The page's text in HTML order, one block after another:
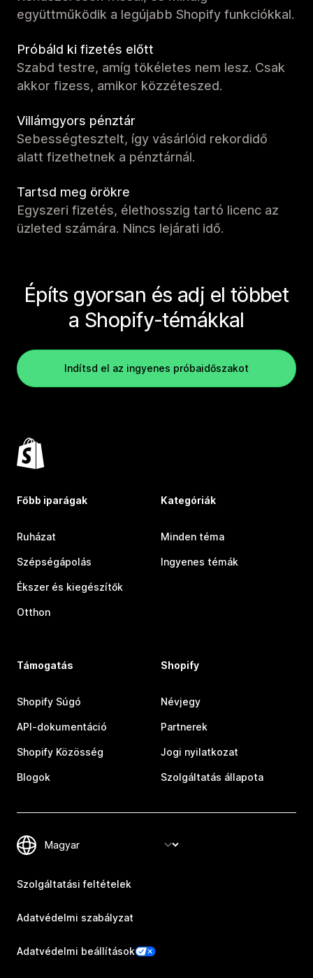
együttműködik a legújabb Shopify funkciókkal.
Próbáld ki fizetés előtt
Szabd testre, amíg tökéletes nem lesz. Csak
akkor fizess, amikor közzéteszed.
Villámgyors pénztár
Sebességtesztelt, így vásárlóid rekordidő
alatt fizethetnek a pénztárnál.
Tartsd meg örökre
Egyszeri fizetés, élethosszig tartó licenc az
üzleted számára. Nincs lejárati idő.
Építs gyorsan és adj el többet
a Shopify-témákkal
Indítsd el az ingyenes próbaidőszakot
Főbb iparágak
Ruházat
Szépségápolás
Ékszer és kiegészítők
Otthon
Kategóriák
Minden téma
Ingyenes témák
Támogatás
Shopify Súgó
API-dokumentáció
Shopify Közösség
Blogok
Shopify
Névjegy
Partnerek
Jogi nyilatkozat
Szolgáltatás állapota
Szolgáltatási feltételek
Adatvédelmi szabályzat
Adatvédelmi beállítások